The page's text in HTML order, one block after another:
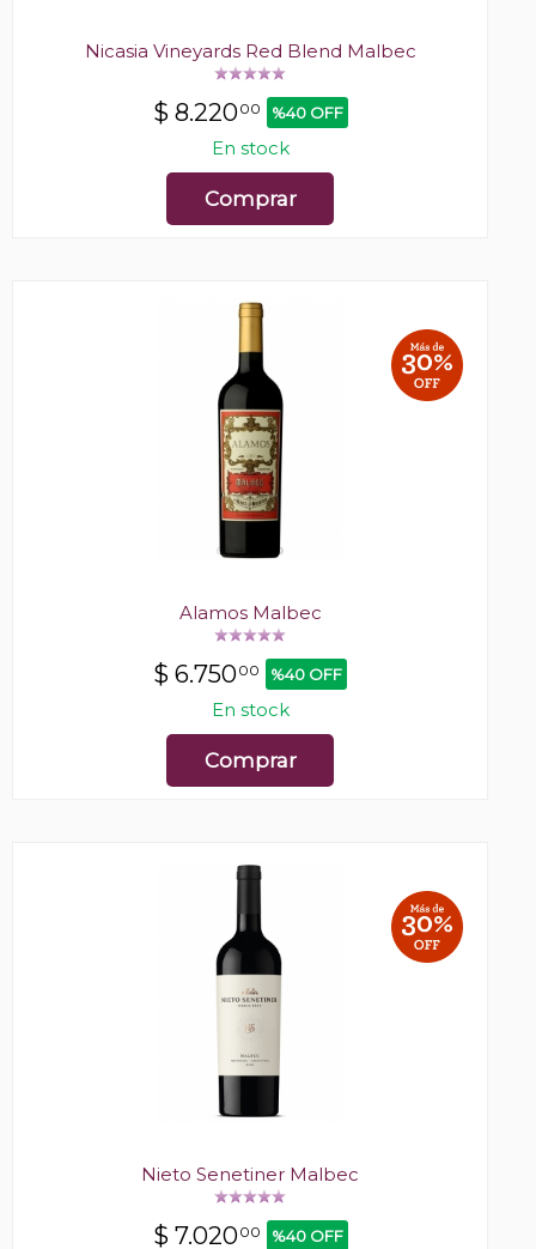
Nicasia Vineyards Red Blend Malbec
$ 8.22000 %40 OFF
En stock
Comprar
Alamos Malbec
$ 6.75000 %40 OFF
En stock
Comprar
Nieto Senetiner Malbec
$ 7.02000 %40 OFF